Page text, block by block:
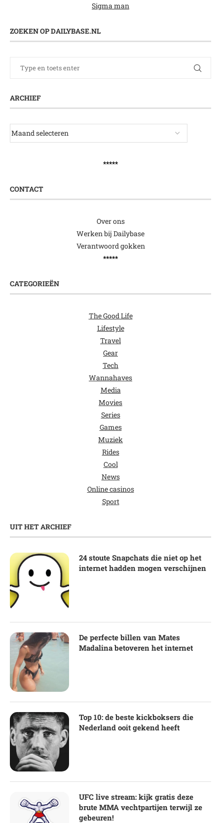
Sigma man
ZOEKEN OP DAILYBASE.NL
ARCHIEF
*****
CONTACT
Over ons
Werken bij Dailybase
Verantwoord gokken
*****
CATEGORIEËN
The Good Life
Lifestyle
Travel
Gear
Tech
Wannahaves
Media
Movies
Series
Games
Muziek
Rides
Cool
News
Online casinos
Sport
UIT HET ARCHIEF
24 stoute Snapchats die niet op het
internet hadden mogen verschijnen
De perfecte billen van Mates
Madalina betoveren het internet
Top 10: de beste kickboksers die
Nederland ooit gekend heeft
UFC live stream: kijk gratis deze
brute MMA vechtpartijen terwijl ze
gebeuren!